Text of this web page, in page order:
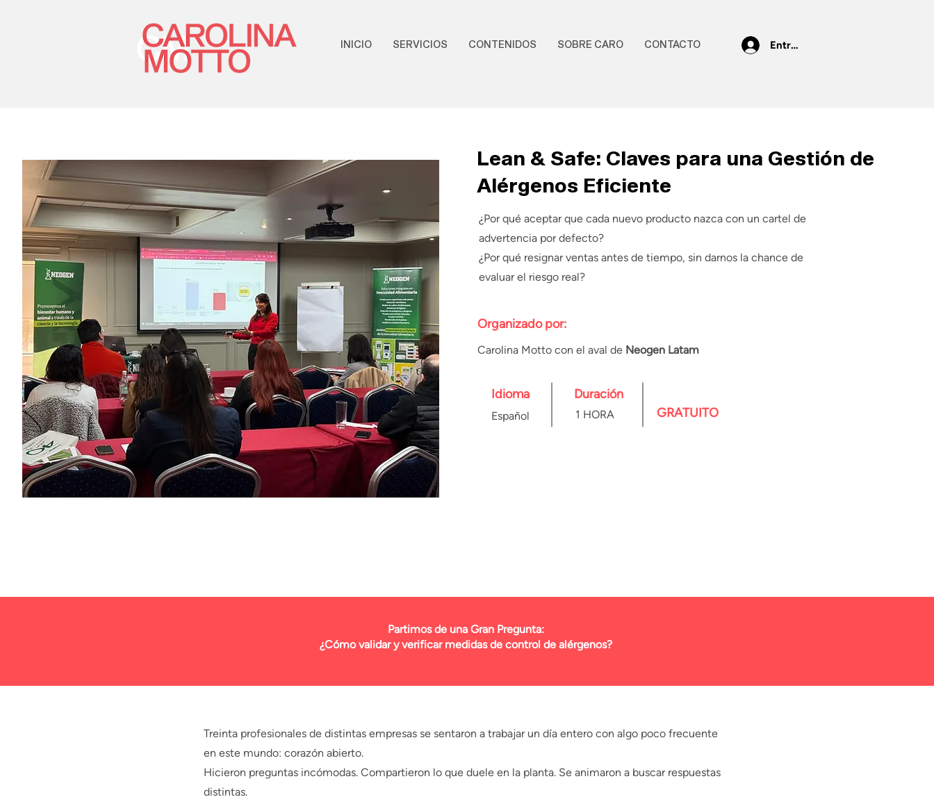
INICIO SERVICIOS CONTENIDOS SOBRE CARO CONTACTO Entrar
Lean & Safe: Claves para una Gestión de
Alérgenos Eficiente
¿Por qué aceptar que cada nuevo producto nazca con un cartel de
advertencia por defecto?
¿Por qué resignar ventas antes de tiempo, sin darnos la chance de
evaluar el riesgo real?
Organizado por:
Carolina Motto con el aval de Neogen Latam
GRATUITO
1 HORA
Español
Duración
Idioma
Partimos de una Gran Pregunta:
¿Cómo validar y verificar medidas de control de alérgenos?
Treinta profesionales de distintas empresas se sentaron a trabajar un día entero con algo poco frecuente
en este mundo: corazón abierto.
Hicieron preguntas incómodas. Compartieron lo que duele en la planta. Se animaron a buscar respuestas
distintas.